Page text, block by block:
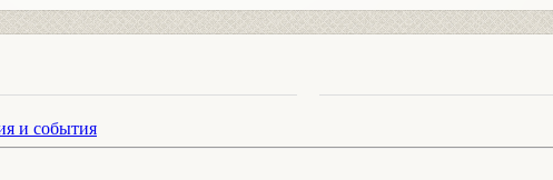
и события